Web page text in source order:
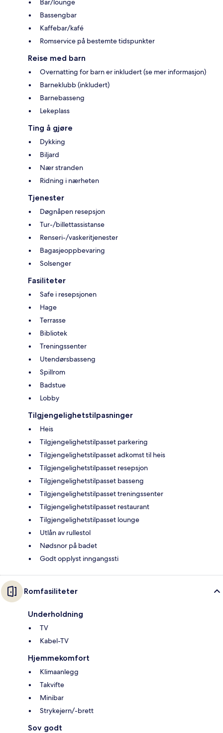
Bar/lounge
Bassengbar
Kaffebar/kafé
Romservice på bestemte tidspunkter
Reise med barn
Overnatting for barn er inkludert (se mer informasjon)
Barneklubb (inkludert)
Barnebasseng
Lekeplass
Ting å gjøre
Dykking
Biljard
Nær stranden
Ridning i nærheten
Tjenester
Døgnåpen resepsjon
Tur-/billettassistanse
Renseri-/vaskeritjenester
Bagasjeoppbevaring
Solsenger
Fasiliteter
Safe i resepsjonen
Hage
Terrasse
Bibliotek
Treningssenter
Utendørsbasseng
Spillrom
Badstue
Lobby
Tilgjengelighetstilpasninger
Heis
Tilgjengelighetstilpasset parkering
Tilgjengelighetstilpasset adkomst til heis
Tilgjengelighetstilpasset resepsjon
Tilgjengelighetstilpasset basseng
Tilgjengelighetstilpasset treningssenter
Tilgjengelighetstilpasset restaurant
Tilgjengelighetstilpasset lounge
Utlån av rullestol
Nødsnor på badet
Godt opplyst inngangssti
Romfasiliteter
Underholdning
TV
Kabel-TV
Hjemmekomfort
Klimaanlegg
Takvifte
Minibar
Strykejern/-brett
Sov godt